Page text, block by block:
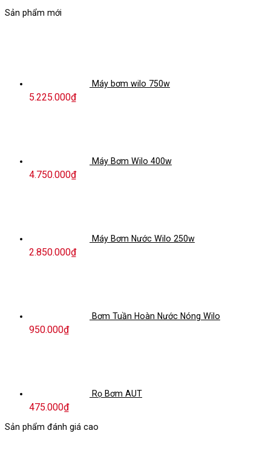
Sản phẩm mới
Máy bơm wilo 750w
5.225.000₫
Máy Bơm Wilo 400w
4.750.000₫
Máy Bơm Nước Wilo 250w
2.850.000₫
Bơm Tuần Hoàn Nước Nóng Wilo
950.000₫
Rọ Bơm AUT
475.000₫
Sản phẩm đánh giá cao